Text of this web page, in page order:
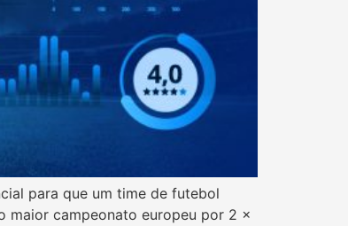
para que um time de futebol
maior campeonato europeu por 2 x